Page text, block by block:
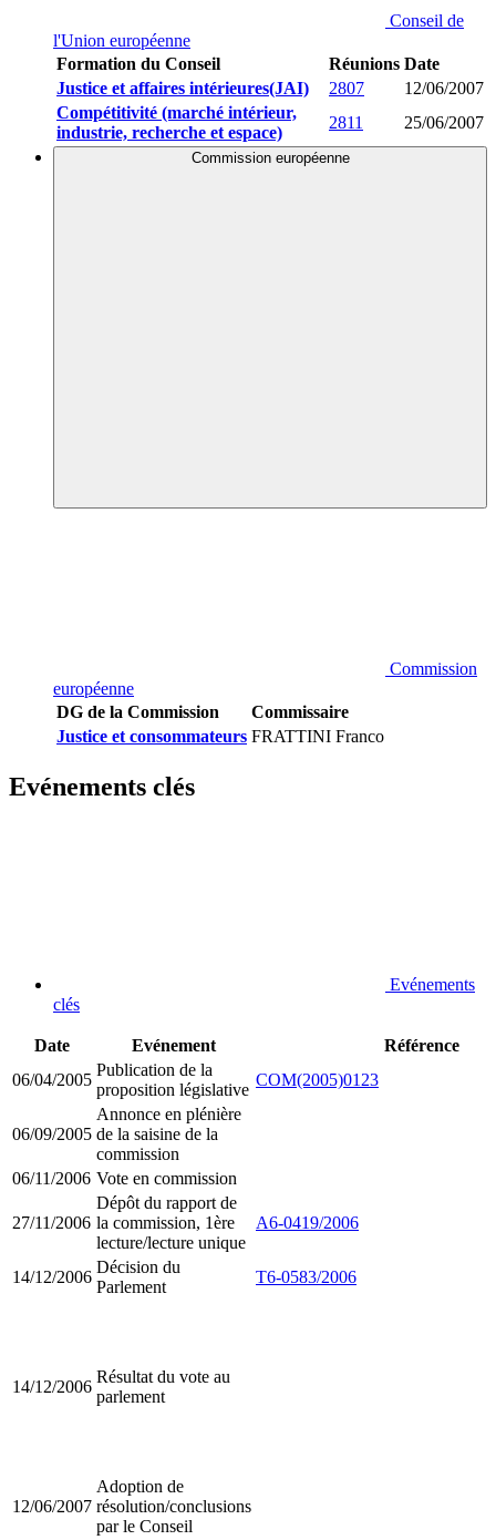
Conseil de
l'Union européenne
Formation du Conseil
Réunions Date
Justice et affaires intérieures(JAI)
2807
12/06/2007
Compétitivité (marché intérieur,
industrie, recherche et espace)
2811 25/06/2007
Commission européenne
Commission
européenne
DG de la Commission
Commissaire
Justice et consommateurs FRATTINI Franco
Evénements clés
Evénements
clés
Date Evénement
Référence
06/04/2005
Publication de la
proposition législative
COM(2005)0123
06/09/2005
Annonce en plénière
de la saisine de la
commission
06/11/2006 Vote en commission
27/11/2006
Dépôt du rapport de
la commission, 1ère
lecture/lecture unique
A6-0419/2006
14/12/2006
Décision du
Parlement
T6-0583/2006
14/12/2006
Résultat du vote au
parlement
12/06/2007
Adoption de
résolution/conclusions
par le Conseil